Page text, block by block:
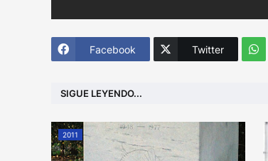
Facebook Twitter
SIGUE LEYENDO...
2011